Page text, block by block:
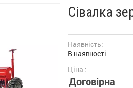
Сівалка
Наявність:
В наявності
Ціна :
Договірна